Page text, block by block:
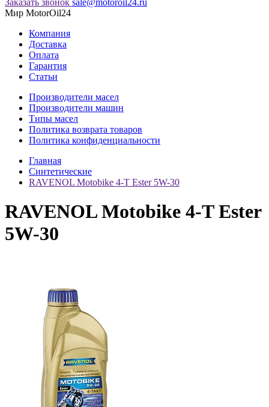
Заказать звонок sale@motoroil24.ru
Мир MotorOil24
Компания
Доставка
Оплата
Гарантия
Статьи
Производители масел
Производители машин
Типы масел
Политика возврата товаров
Политика конфиденциальности
Главная
Синтетические
RAVENOL Motobike 4-T Ester 5W-30
RAVENOL Motobike 4-T Ester
5W-30